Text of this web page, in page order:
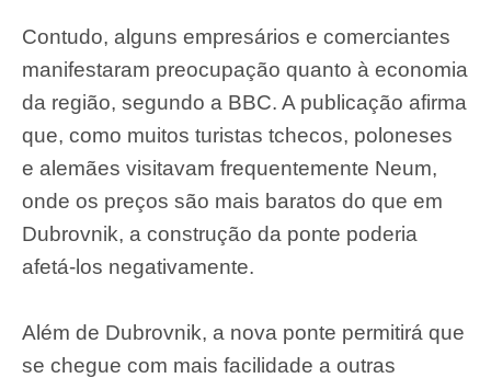
Contudo, alguns empresários e comerciantes
manifestaram preocupação quanto à economia
da região, segundo a BBC. A publicação afirma
que, como muitos turistas tchecos, poloneses
e alemães visitavam frequentemente Neum,
onde os preços são mais baratos do que em
Dubrovnik, a construção da ponte poderia
afetá-los negativamente.
Além de Dubrovnik, a nova ponte permitirá que
se chegue com mais facilidade a outras